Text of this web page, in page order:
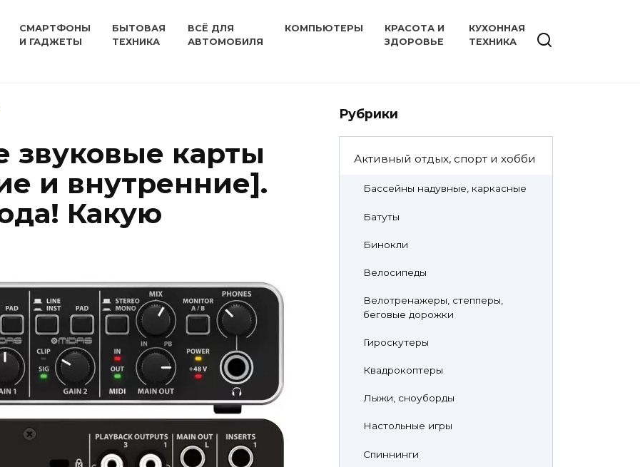
СМАРТФОНЫ
И ГАДЖЕТЫ
БЫТОВАЯ
ТЕХНИКА
ВСЁ ДЛЯ
АВТОМОБИЛЯ
КОМПЬЮТЕРЫ
КРАСОТА И
ЗДОРОВЬЕ
КУХОННАЯ
ТЕХНИКА
карты
и внутренние].
Какую
Рубрики
Активный отдых, спорт и хобби
Бассейны надувные, каркасные
Батуты
Бинокли
Велосипеды
Велотренажеры, степперы,
беговые дорожки
Гироскутеры
Квадрокоптеры
Лыжи, сноуборды
Настольные игры
Спиннинги